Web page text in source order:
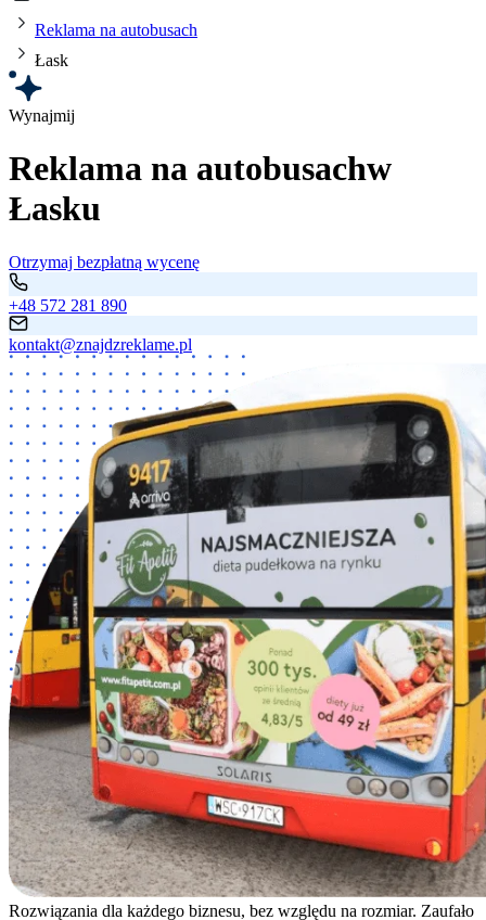
Reklama na autobusach
Łask
Wynajmij
Reklama na autobusachw
Łasku
Otrzymaj bezpłatną wycenę
+48 572 281 890
kontakt@znajdzreklame.pl
Rozwiązania dla każdego biznesu, bez względu na rozmiar. Zaufało